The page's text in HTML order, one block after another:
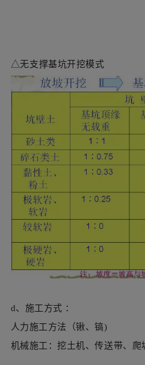
d、施工方式 ：
人力施工方法（锹、镐)
机械施工：挖土机、传送带、爬
a、适用条件：
(1)基坑坑壁不易稳定并有地下
(2)放坡开挖场地受到限制（场